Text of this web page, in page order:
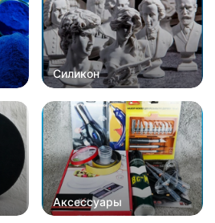
Силикон
Аксессуары